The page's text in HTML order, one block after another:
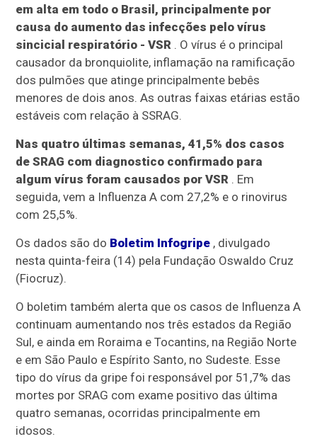
em alta em todo o Brasil, principalmente por
causa do aumento das infecções pelo vírus
sincicial respiratório - VSR . O vírus é o principal
causador da bronquiolite, inflamação na ramificação
dos pulmões que atinge principalmente bebês
menores de dois anos. As outras faixas etárias estão
estáveis com relação à SSRAG.
Nas quatro últimas semanas, 41,5% dos casos
de SRAG com diagnostico confirmado para
algum vírus foram causados por VSR . Em
seguida, vem a Influenza A com 27,2% e o rinovirus
com 25,5%.
Os dados são do Boletim Infogripe , divulgado
nesta quinta-feira (14) pela Fundação Oswaldo Cruz
(Fiocruz).
O boletim também alerta que os casos de Influenza A
continuam aumentando nos três estados da Região
Sul, e ainda em Roraima e Tocantins, na Região Norte
e em São Paulo e Espírito Santo, no Sudeste. Esse
tipo do vírus da gripe foi responsável por 51,7% das
mortes por SRAG com exame positivo das última
quatro semanas, ocorridas principalmente em
idosos.